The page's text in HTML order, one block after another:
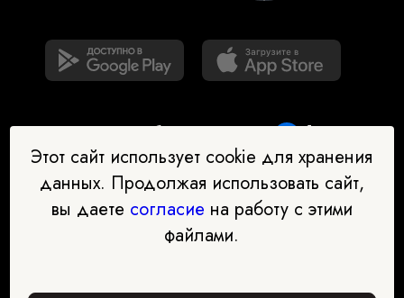
Наш бот-помощник в выборе
Этот сайт использует cookie для хранения
данных. Продолжая использовать сайт,
вы даете согласие на работу с этими
файлами.